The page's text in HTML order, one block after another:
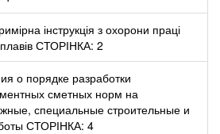
інструкція з охорони праці
СТОРІНКА: 2
о порядке разработки
сметных норм на
специальные строительные и
СТОРІНКА: 4